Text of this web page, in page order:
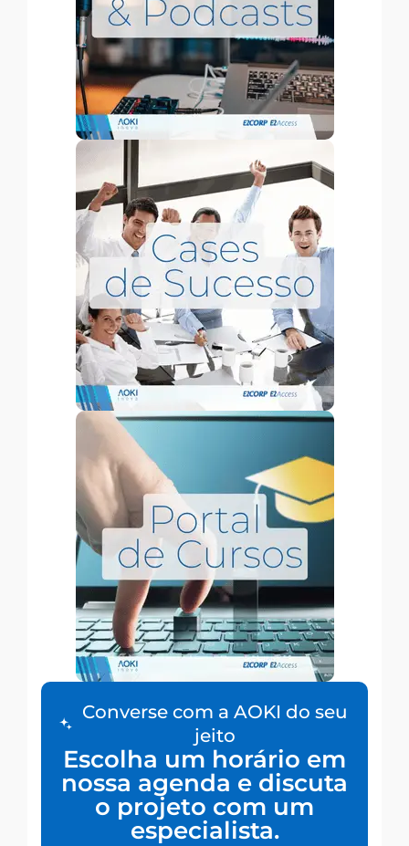
Converse com a AOKI do seu
jeito
Escolha um horário em
nossa agenda e discuta
o projeto com um
especialista.